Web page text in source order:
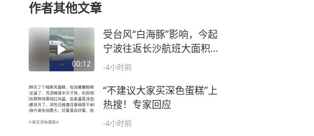
作者其他文章
00:12
受台风“白海豚”影响，今起
宁波往返长沙航班大面积取
消，明日19趟次全部停飞｜
-4小时前
“不建议大家买深色蛋糕”上
热搜！专家回应
-4小时前